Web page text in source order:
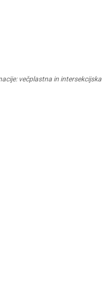
večplastna in intersekcijska